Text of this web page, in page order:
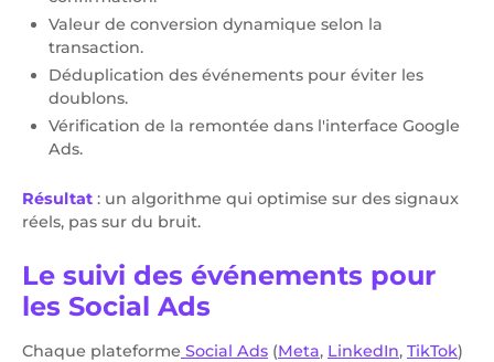
Valeur de conversion dynamique selon la
transaction.
Déduplication des événements pour éviter les
doublons.
Vérification de la remontée dans l'interface Google
Ads.
Résultat : un algorithme qui optimise sur des signaux
réels, pas sur du bruit.
Le suivi des événements pour
les Social Ads
Chaque plateforme Social Ads (Meta, LinkedIn, TikTok)